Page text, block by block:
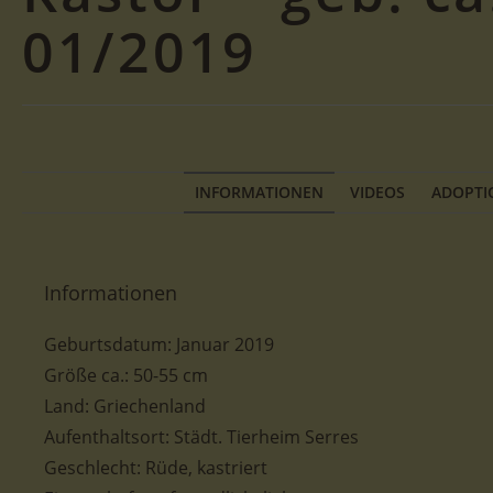
01/2019
INFORMATIONEN VIDEOS
Informationen
Geburtsdatum: Januar 2019
Größe ca.: 50-55 cm
Land: Griechenland
Aufenthaltsort: Städt. Tierheim Serres
Geschlecht: Rüde, kastriert